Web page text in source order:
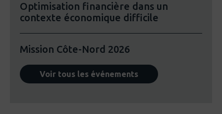
Optimisation financière dans un
contexte économique difficile
Mission Côte-Nord 2026
Voir tous les événements